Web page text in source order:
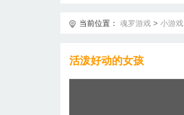
当前位置： 魂罗游戏 > 小游戏
活泼好动的女孩